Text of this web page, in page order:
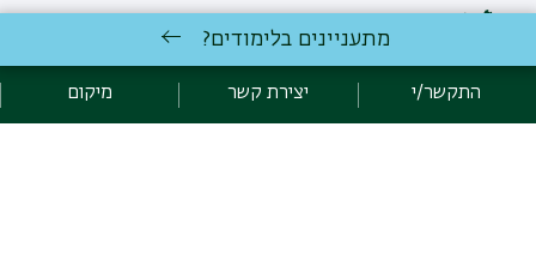
מתעניינים בלימודים?
התקשר/י יצירת קשר מיקום